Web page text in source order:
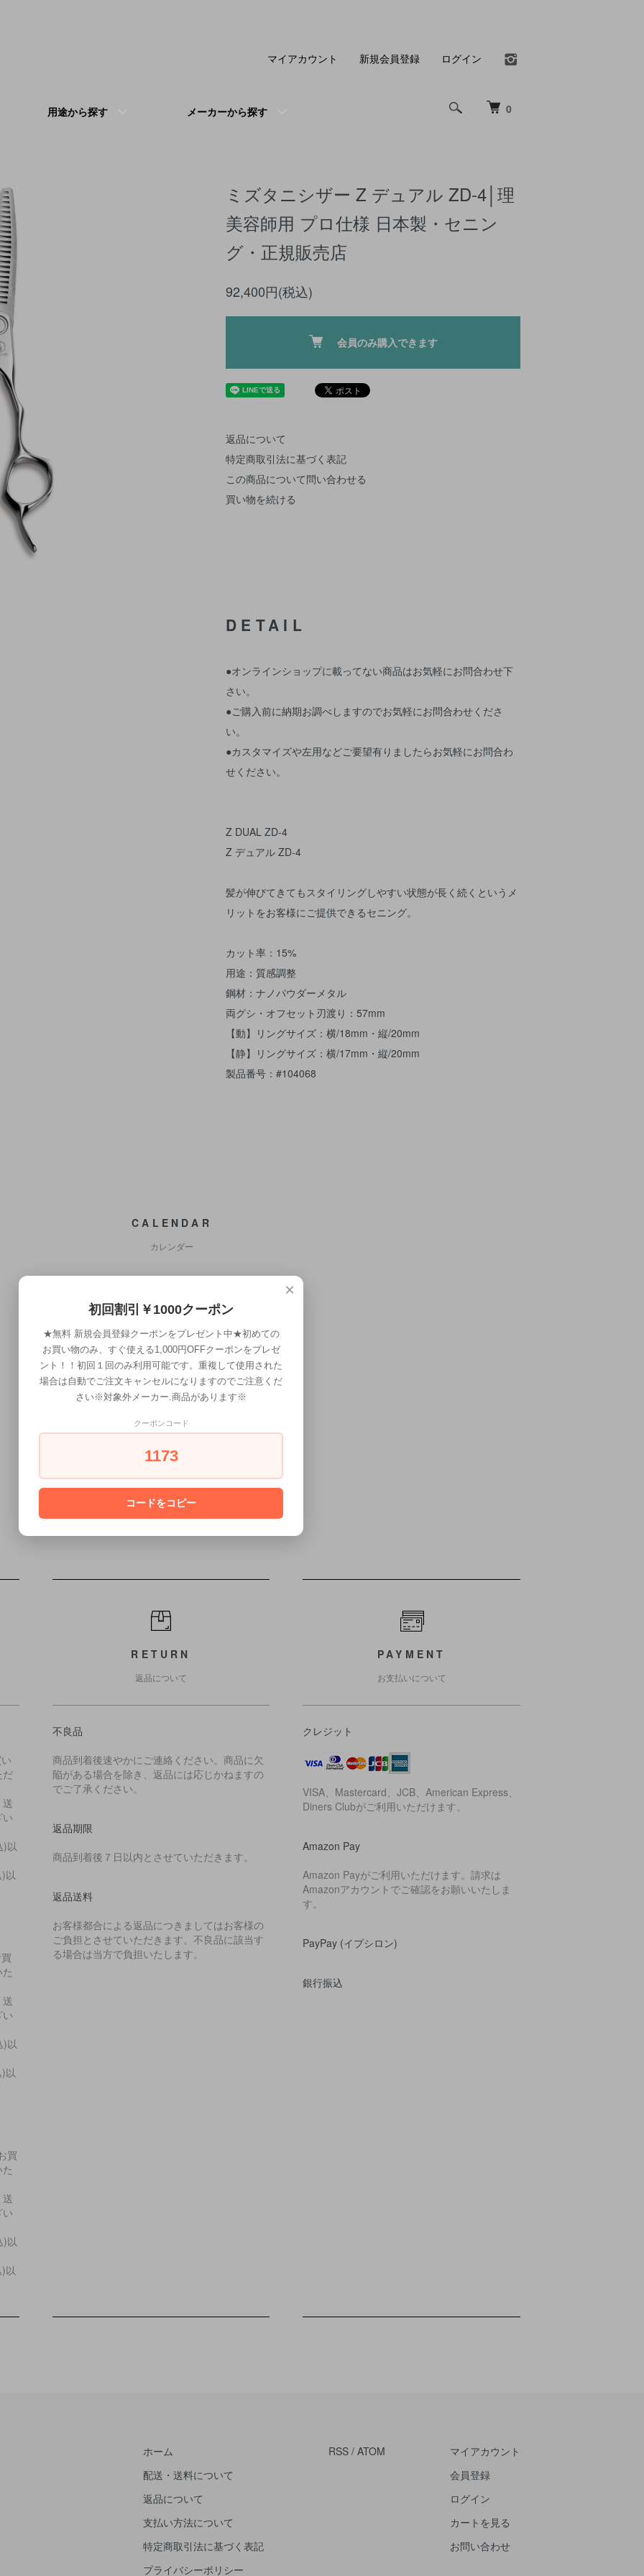
0
用途から探す メーカーから探す
マイアカウント 新規会員登録 ログイン
ミズタニシザー Z デュアル ZD-4│理
美容師用 プロ仕様 日本製・セニン
グ・正規販売店
92,400円(税込)
会員のみ購入できます
返品について
特定商取引法に基づく表記
この商品について問い合わせる
買い物を続ける
DETAIL
●オンラインショップに載ってない商品はお気軽にお問合わせ下
さい。
●ご購入前に納期お調べしますのでお気軽にお問合わせくださ
い。
●カスタマイズや左用などご要望有りましたらお気軽にお問合わ
せください。
Z DUAL ZD-4
Z デュアル ZD-4
髪が伸びてきてもスタイリングしやすい状態が長く続くというメ
リットをお客様にご提供できるセニング。
カット率：15%
用途：質感調整
鋼材：ナノパウダーメタル
両グシ・オフセット刃渡り：57mm
【動】リングサイズ：横/18mm・縦/20mm
【静】リングサイズ：横/17mm・縦/20mm
製品番号：#104068
CALENDAR
カレンダー
日 月 火 水 金
土
1
2
3 4 5 6 7
8
9
10 11 12 13 14
15
18 19
だ
)以
以
)以
以
買
)以
以
RETURN
返品について
不良品
商品到着後速やかにご連絡ください。商品に欠
陥がある場合を除き、返品には応じかねますの
でご了承ください。
返品期限
商品到着後７日以内とさせていただきます。
返品送料
お客様都合による返品につきましてはお客様の
ご負担とさせていただきます。不良品に該当す
る場合は当方で負担いたします。
PAYMENT
お支払いについて
クレジット
VISA、Mastercard、JCB、American Express、
Diners Clubがご利用いただけます。
Amazon Pay
Amazon Payがご利用いただけます。請求は
Amazonアカウントでご確認をお願いいたしま
す。
PayPay (イプシロン)
銀行振込
ホーム
配送・送料について
返品について
支払い方法について
特定商取引法に基づく表記
プライバシーポリシー
RSS / ATOM
マイアカウント
会員登録
ログイン
カートを見る
お問い合わせ
×
初回割引￥1000クーポン
★無料 新規会員登録クーポンをプレゼント中★初めての
お買い物のみ、すぐ使える1,000円OFFクーポンをプレゼ
ント！！初回１回のみ利用可能です。重複して使用された
場合は自動でご注文キャンセルになりますのでご注意くだ
さい※対象外メーカー.商品があります※
クーポンコード
1173
コードをコピー